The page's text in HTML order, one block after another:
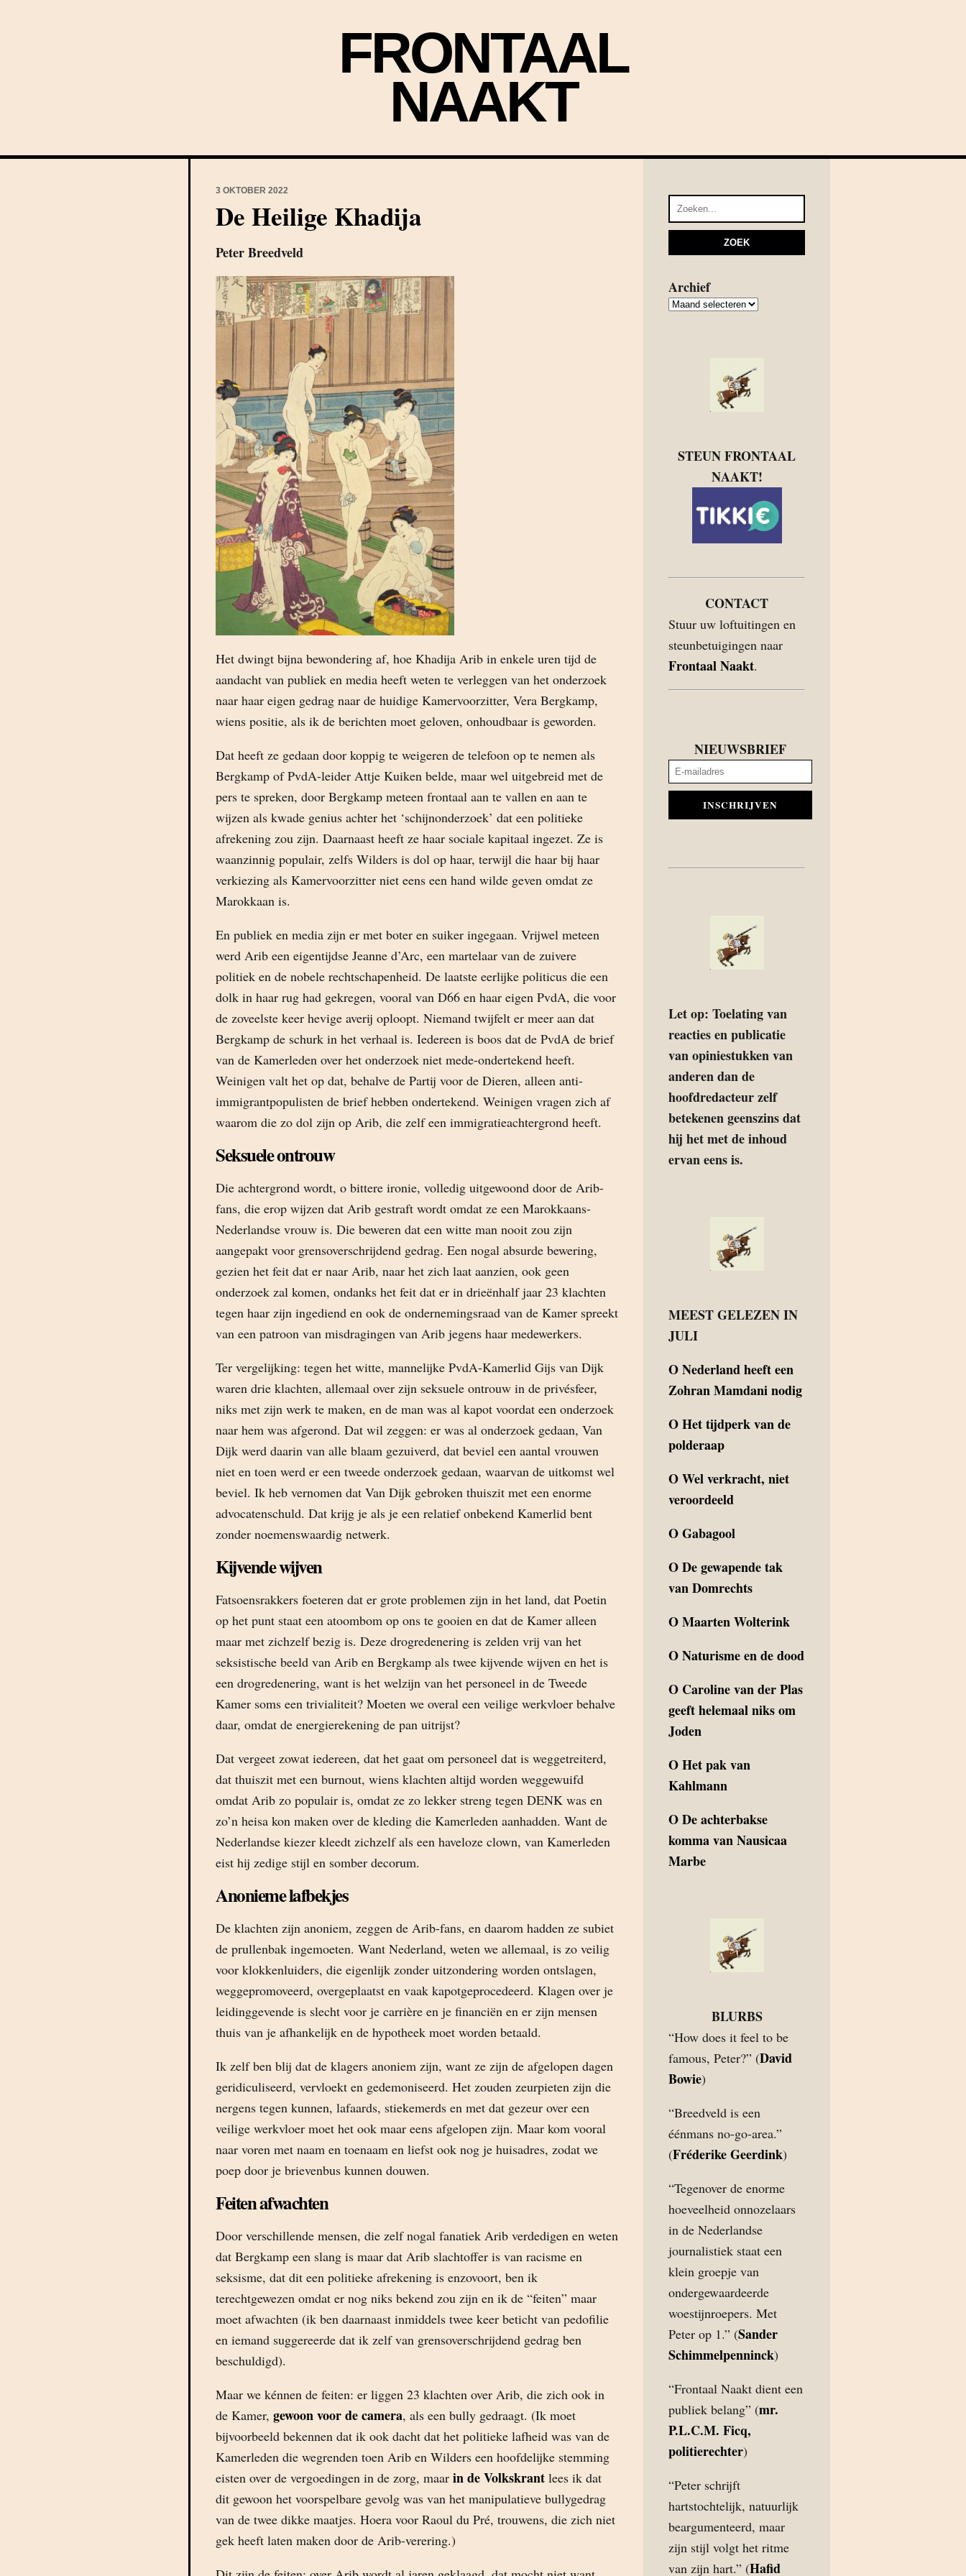
FRONTAAL
NAAKT
3 OKTOBER 2022
De Heilige Khadija
Peter Breedveld
Het dwingt bijna bewondering af, hoe Khadija Arib in enkele uren tijd de
aandacht van publiek en media heeft weten te verleggen van het onderzoek
naar haar eigen gedrag naar de huidige Kamervoorzitter, Vera Bergkamp,
wiens positie, als ik de berichten moet geloven, onhoudbaar is geworden.
Dat heeft ze gedaan door koppig te weigeren de telefoon op te nemen als
Bergkamp of PvdA-leider Attje Kuiken belde, maar wel uitgebreid met de
pers te spreken, door Bergkamp meteen frontaal aan te vallen en aan te
wijzen als kwade genius achter het ‘schijnonderzoek’ dat een politieke
afrekening zou zijn. Daarnaast heeft ze haar sociale kapitaal ingezet. Ze is
waanzinnig populair, zelfs Wilders is dol op haar, terwijl die haar bij haar
verkiezing als Kamervoorzitter niet eens een hand wilde geven omdat ze
Marokkaan is.
En publiek en media zijn er met boter en suiker ingegaan. Vrijwel meteen
werd Arib een eigentijdse Jeanne d’Arc, een martelaar van de zuivere
politiek en de nobele rechtschapenheid. De laatste eerlijke politicus die een
dolk in haar rug had gekregen, vooral van D66 en haar eigen PvdA, die voor
de zoveelste keer hevige averij oploopt. Niemand twijfelt er meer aan dat
Bergkamp de schurk in het verhaal is. Iedereen is boos dat de PvdA de brief
van de Kamerleden over het onderzoek niet mede-ondertekend heeft.
Weinigen valt het op dat, behalve de Partij voor de Dieren, alleen anti-
immigrantpopulisten de brief hebben ondertekend. Weinigen vragen zich af
waarom die zo dol zijn op Arib, die zelf een immigratieachtergrond heeft.
Seksuele ontrouw
Die achtergrond wordt, o bittere ironie, volledig uitgewoond door de Arib-
fans, die erop wijzen dat Arib gestraft wordt omdat ze een Marokkaans-
Nederlandse vrouw is. Die beweren dat een witte man nooit zou zijn
aangepakt voor grensoverschrijdend gedrag. Een nogal absurde bewering,
gezien het feit dat er naar Arib, naar het zich laat aanzien, ook geen
onderzoek zal komen, ondanks het feit dat er in drieënhalf jaar 23 klachten
tegen haar zijn ingediend en ook de ondernemingsraad van de Kamer spreekt
van een patroon van misdragingen van Arib jegens haar medewerkers.
Ter vergelijking: tegen het witte, mannelijke PvdA-Kamerlid Gijs van Dijk
waren drie klachten, allemaal over zijn seksuele ontrouw in de privésfeer,
niks met zijn werk te maken, en de man was al kapot voordat een onderzoek
naar hem was afgerond. Dat wil zeggen: er was al onderzoek gedaan, Van
Dijk werd daarin van alle blaam gezuiverd, dat beviel een aantal vrouwen
niet en toen werd er een tweede onderzoek gedaan, waarvan de uitkomst wel
beviel. Ik heb vernomen dat Van Dijk gebroken thuiszit met een enorme
advocatenschuld. Dat krijg je als je een relatief onbekend Kamerlid bent
zonder noemenswaardig netwerk.
Kijvende wijven
Fatsoensrakkers foeteren dat er grote problemen zijn in het land, dat Poetin
op het punt staat een atoombom op ons te gooien en dat de Kamer alleen
maar met zichzelf bezig is. Deze drogredenering is zelden vrij van het
seksistische beeld van Arib en Bergkamp als twee kijvende wijven en het is
een drogredenering, want is het welzijn van het personeel in de Tweede
Kamer soms een trivialiteit? Moeten we overal een veilige werkvloer behalve
daar, omdat de energierekening de pan uitrijst?
Dat vergeet zowat iedereen, dat het gaat om personeel dat is weggetreiterd,
dat thuiszit met een burnout, wiens klachten altijd worden weggewuifd
omdat Arib zo populair is, omdat ze zo lekker streng tegen DENK was en
zo’n heisa kon maken over de kleding die Kamerleden aanhadden. Want de
Nederlandse kiezer kleedt zichzelf als een haveloze clown, van Kamerleden
eist hij zedige stijl en somber decorum.
Anonieme lafbekjes
De klachten zijn anoniem, zeggen de Arib-fans, en daarom hadden ze subiet
de prullenbak ingemoeten. Want Nederland, weten we allemaal, is zo veilig
voor klokkenluiders, die eigenlijk zonder uitzondering worden ontslagen,
weggepromoveerd, overgeplaatst en vaak kapotgeprocedeerd. Klagen over je
leidinggevende is slecht voor je carrière en je financiën en er zijn mensen
thuis van je afhankelijk en de hypotheek moet worden betaald.
Ik zelf ben blij dat de klagers anoniem zijn, want ze zijn de afgelopen dagen
geridiculiseerd, vervloekt en gedemoniseerd. Het zouden zeurpieten zijn die
nergens tegen kunnen, lafaards, stiekemerds en met dat gezeur over een
veilige werkvloer moet het ook maar eens afgelopen zijn. Maar kom vooral
naar voren met naam en toenaam en liefst ook nog je huisadres, zodat we
poep door je brievenbus kunnen douwen.
Feiten afwachten
Door verschillende mensen, die zelf nogal fanatiek Arib verdedigen en weten
dat Bergkamp een slang is maar dat Arib slachtoffer is van racisme en
seksisme, dat dit een politieke afrekening is enzovoort, ben ik
terechtgewezen omdat er nog niks bekend zou zijn en ik de “feiten” maar
moet afwachten (ik ben daarnaast inmiddels twee keer beticht van pedofilie
en iemand suggereerde dat ik zelf van grensoverschrijdend gedrag ben
beschuldigd).
Maar we kénnen de feiten: er liggen 23 klachten over Arib, die zich ook in
de Kamer, gewoon voor de camera, als een bully gedraagt. (Ik moet
bijvoorbeeld bekennen dat ik ook dacht dat het politieke lafheid was van de
Kamerleden die wegrenden toen Arib en Wilders een hoofdelijke stemming
eisten over de vergoedingen in de zorg, maar in de Volkskrant lees ik dat
dit gewoon het voorspelbare gevolg was van het manipulatieve bullygedrag
van de twee dikke maatjes. Hoera voor Raoul du Pré, trouwens, die zich niet
gek heeft laten maken door de Arib-verering.)
Archief
Archief
STEUN FRONTAAL
NAAKT!
CONTACT
Stuur uw loftuitingen en
steunbetuigingen naar
Frontaal Naakt.
NIEUWSBRIEF
INSCHRIJVEN
Let op: Toelating van
reacties en publicatie
van opiniestukken van
anderen dan de
hoofdredacteur zelf
betekenen geenszins dat
hij het met de inhoud
ervan eens is.
MEEST GELEZEN IN
JULI
ONederland heeft een
Zohran Mamdani nodig
OHet tijdperk van de
polderaap
OWel verkracht, niet
veroordeeld
OGabagool
ODe gewapende tak
van Domrechts
OMaarten Wolterink
ONaturisme en de dood
O Caroline van der Plas
geeft helemaal niks om
Joden
OHet pak van
Kahlmann
ODe achterbakse
komma van Nausicaa
Marbe
BLURBS
“How does it feel to be
famous, Peter?” (David
Bowie)
“Breedveld is een
éénmans no-go-area.”
(Fréderike Geerdink)
“Tegenover de enorme
hoeveelheid onnozelaars
in de Nederlandse
journalistiek staat een
klein groepje van
ondergewaardeerde
woestijnroepers. Met
Peter op 1.” (Sander
Schimmelpenninck)
“Frontaal Naakt dient een
publiek belang” (mr.
P.L.C.M. Ficq,
politierechter)
“Peter schrijft
hartstochtelijk, natuurlijk
beargumenteerd, maar
zijn stijl volgt het ritme
van zijn hart.” (Hafid